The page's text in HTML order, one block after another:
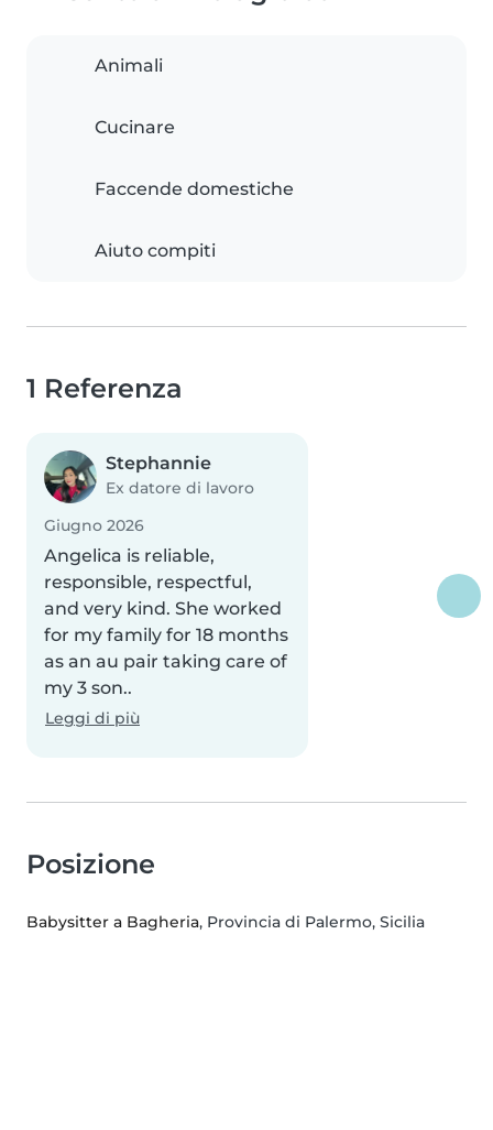
Animali
Cucinare
Faccende domestiche
Aiuto compiti
1 Referenza
Stephannie
Ex datore di lavoro
Giugno 2026
Angelica is reliable,
responsible, respectful,
and very kind. She worked
for my family for 18 months
as an au pair taking care of
my 3 son..
Leggi di più
Posizione
Babysitter a Bagheria, Provincia di Palermo, Sicilia